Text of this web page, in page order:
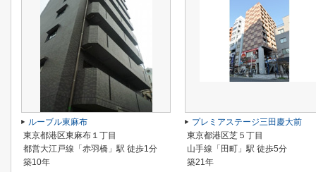
ルーブル東麻布
東京都港区東麻布１丁目
都営大江戸線「赤羽橋」駅 徒歩1分
築10年
プレミアステージ三田慶大前
東京都港区芝５丁目
山手線「田町」駅 徒歩5分
築21年